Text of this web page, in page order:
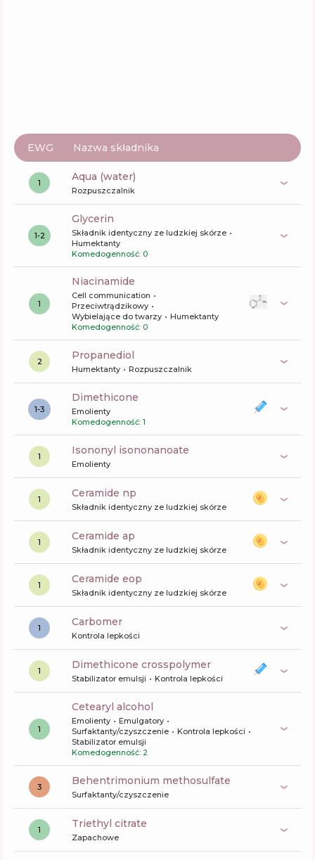
EWG Nazwa składnika
1 aqua (water)
Rozpuszczalnik
1-2
glycerin
Składnik identyczny ze ludzkiej skórze
Humektanty
Komedogenność: 0
1
niacinamide
Cell communication
Przeciwtrądzikowy
Wybielające do twarzy
Humektanty
Komedogenność: 0
2 propanediol
Humektanty Rozpuszczalnik
1-3
dimethicone
Emolienty
Komedogenność: 1
1 isononyl isononanoate
Emolienty
1 ceramide np
Składnik identyczny ze ludzkiej skórze
1 ceramide ap
Składnik identyczny ze ludzkiej skórze
1 ceramide eop
Składnik identyczny ze ludzkiej skórze
1 carbomer
Kontrola lepkości
1 dimethicone crosspolymer
Stabilizator emulsji Kontrola lepkości
1
cetearyl alcohol
Emolienty
Emulgatory
Surfaktanty/czyszczenie
Kontrola lepkości
Stabilizator emulsji
Komedogenność: 2
3 behentrimonium methosulfate
Surfaktanty/czyszczenie
1 triethyl citrate
Zapachowe